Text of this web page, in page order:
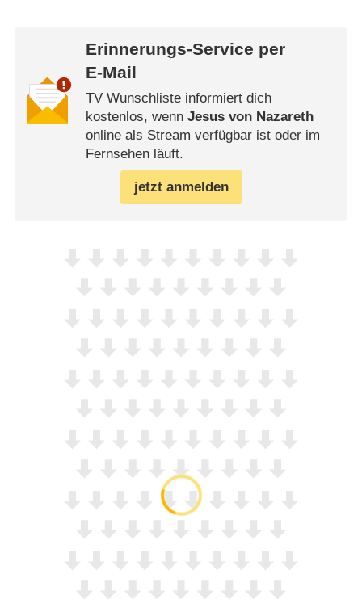
Erinnerungs-Service per
E-Mail
TV Wunschliste informiert dich
kostenlos, wenn Jesus von Nazareth
online als Stream verfügbar ist oder im
Fernsehen läuft.
jetzt anmelden